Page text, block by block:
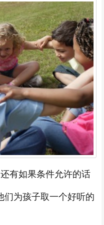
有如果条件允许的话
们为孩子取一个好听的